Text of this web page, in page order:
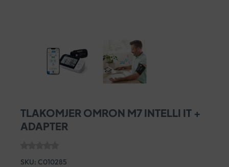
TLAKOMJER OMRON M7 INTELLI IT +
ADAPTER
SKU: C010285